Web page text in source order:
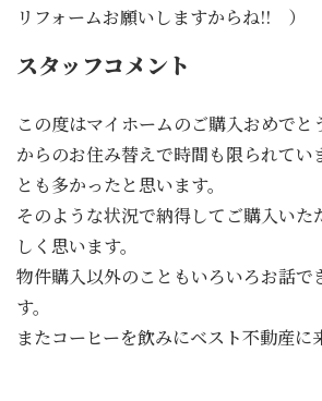
リフォームお願いしますからね!! ）
スタッフコメント
この度はマイホームのご購入おめで
からのお住み替えで時間も限られてい
とも多かったと思います。
そのような状況で納得してご購入いた
しく思います。
物件購入以外のこともいろいろお話で
す。
またコーヒーを飲みにベスト不動産に